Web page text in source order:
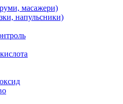
масажери)
напульсники)